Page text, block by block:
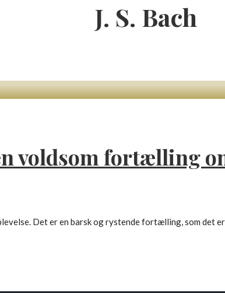
J. S. Bach
voldsom fortælling
Det er en barsk og rystende fortælling, som det